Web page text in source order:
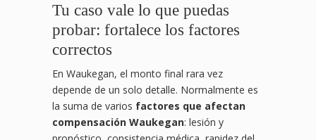
Tu caso vale lo que puedas
probar: fortalece los factores
correctos
En Waukegan, el monto final rara vez
depende de un solo detalle. Normalmente es
la suma de varios factores que afectan
compensación Waukegan: lesión y